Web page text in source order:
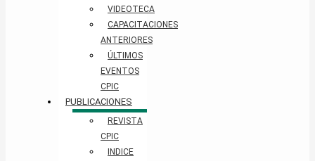
VIDEOTECA
CAPACITACIONES
ANTERIORES
ÚLTIMOS
EVENTOS
CPIC
PUBLICACIONES
REVISTA
CPIC
INDICE